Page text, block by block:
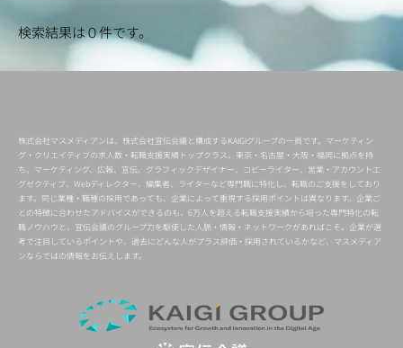
検索結果は０件です。
株式会社マスメディアンは、株式会社宣伝会議と構成するKAIGIグループの一員です。マーケティン
グ・クリエイティブの求人数・転職支援実績トップクラス。東京・名古屋・大阪・福岡に拠点を持
ち、マーケティング、広報、宣伝、グラフィックデザイナー、コピーライター、営業・アカウントエ
グゼクティブ、Webディレクター、編集者、ライターなど専門職に特化し、転職のご支援をしており
ます。同じ業種・職種の採用であっても、企業によって重視する採用ポイントは異なります。企業ご
との特徴に合わせたアドバイスができるのも、6万人を超える転職支援実績から培った専門特化の転
職ノウハウと、宣伝会議のグループ力を駆使した人脈・情報・ネットワークがあればこそ。企業が選
考で注目しているポイントや、過去にどんな人がプラス評価・採用されているかなど、マスメディア
ンならではの情報をお伝えします。